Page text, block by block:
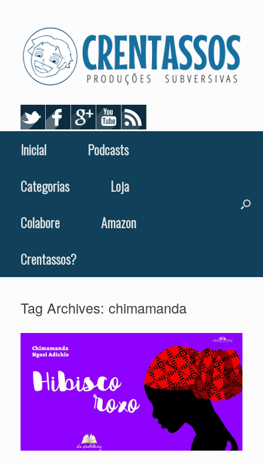
Inicial
Podcasts
Categorias
Loja
Colabore
Amazon
Crentassos?
Tag Archives: chimamanda